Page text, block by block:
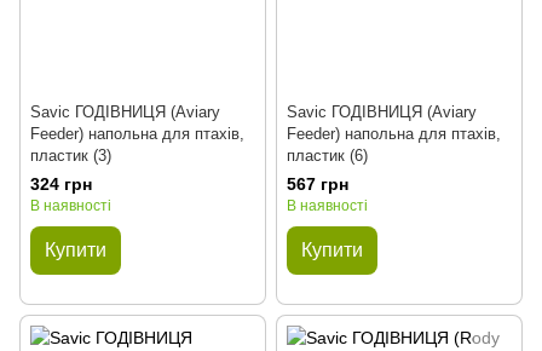
Savic ГОДІВНИЦЯ (Aviary
Feeder) напольна для птахів,
пластик (3)
324 грн
В наявності
Купити
Savic ГОДІВНИЦЯ (Aviary
Feeder) напольна для птахів,
пластик (6)
567 грн
В наявності
Купити